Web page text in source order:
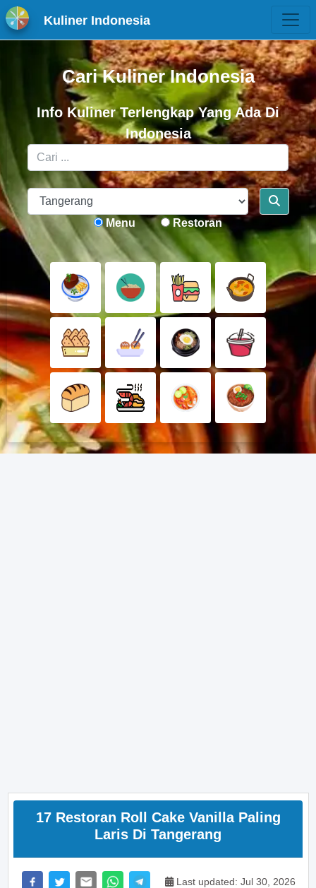
Kuliner Indonesia
Cari Kuliner Indonesia
Info Kuliner Terlengkap Yang Ada Di
Indonesia
Menu Restoran
17 Restoran Roll Cake Vanilla Paling
Laris Di Tangerang
Last updated: Jul 30, 2026